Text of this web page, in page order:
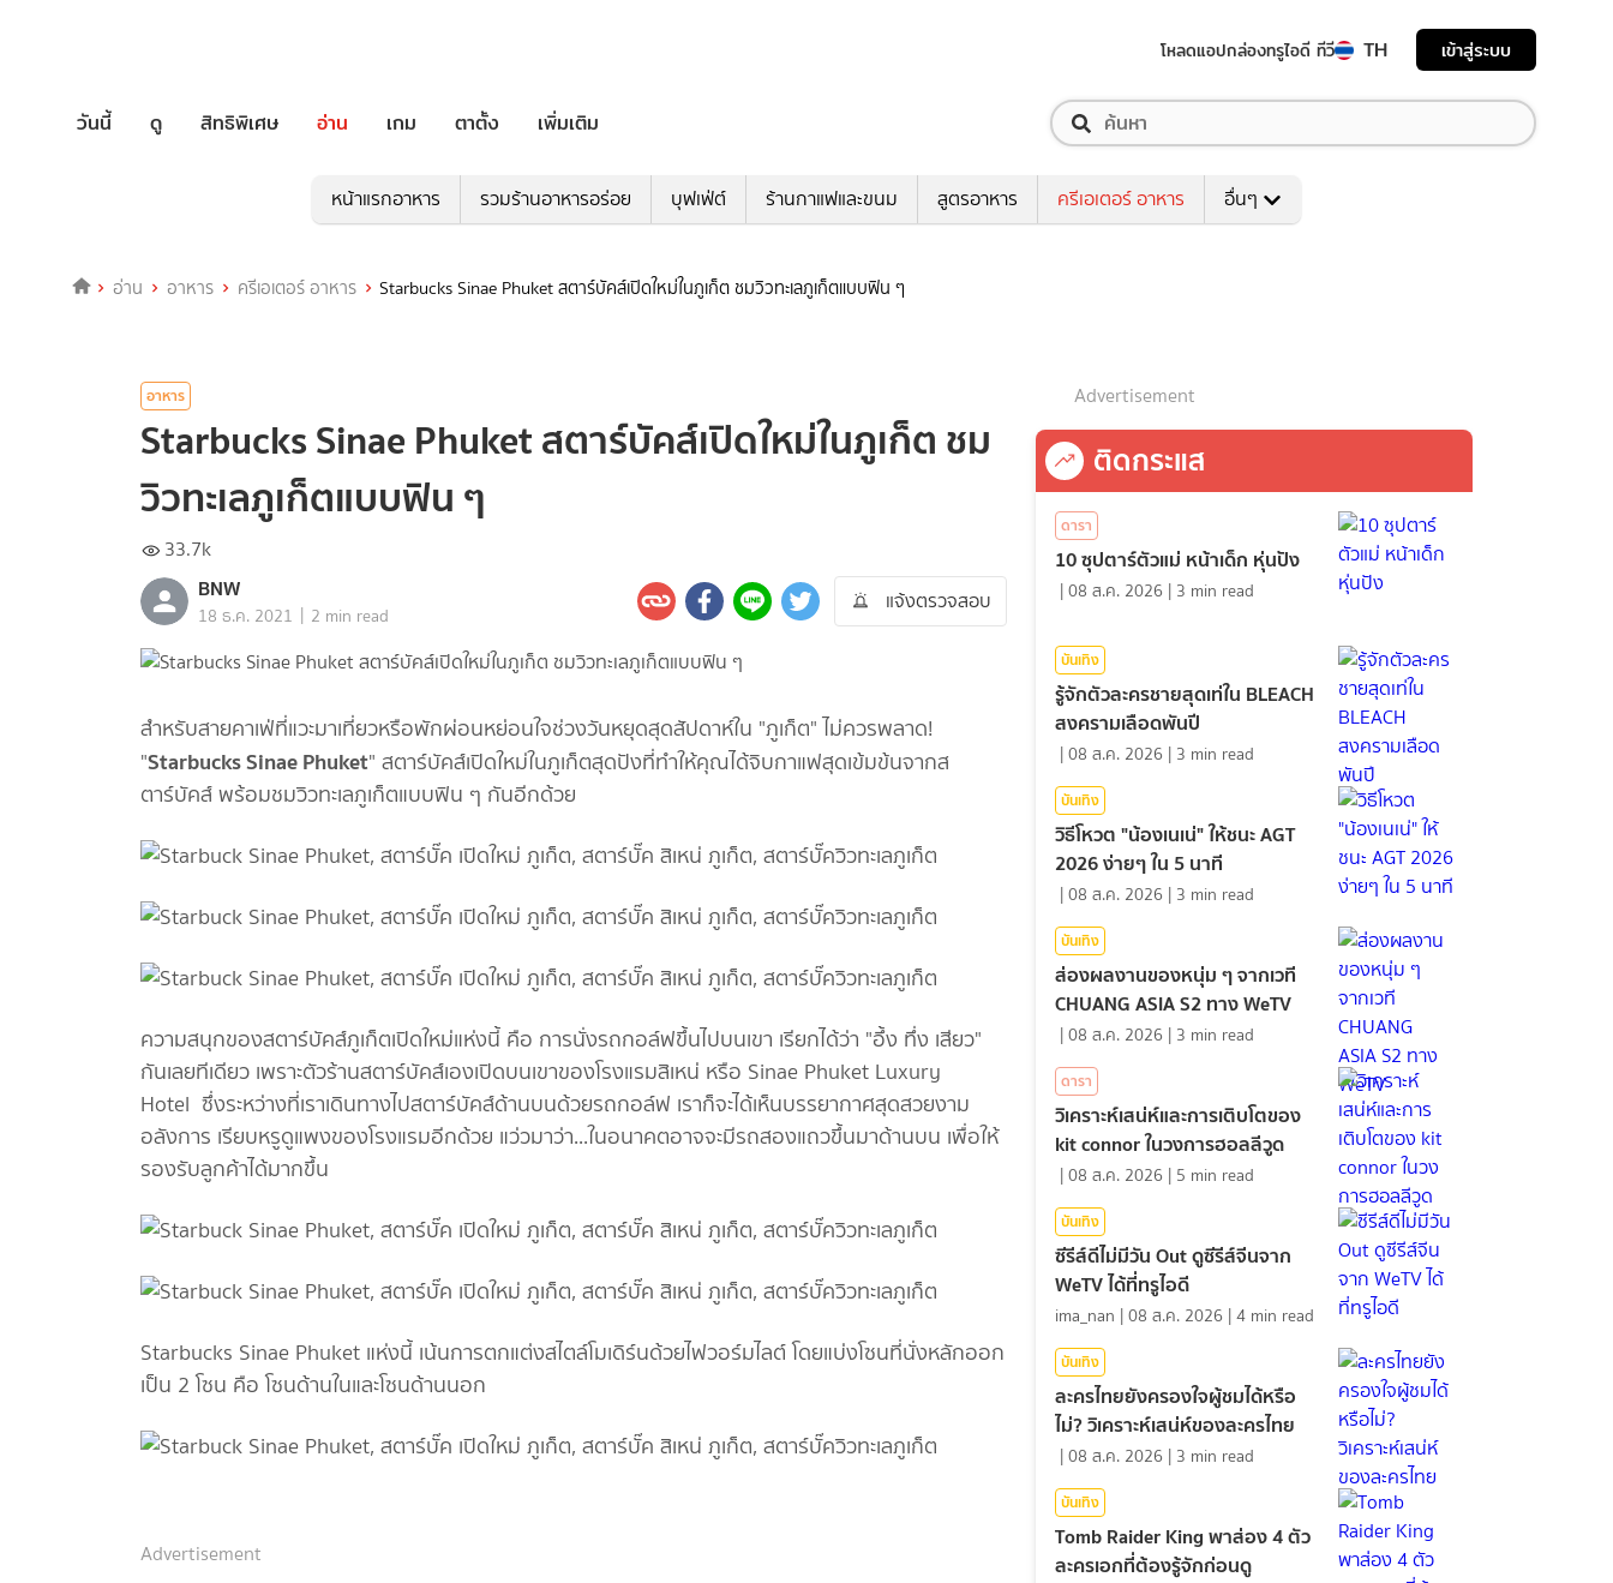
โหลดแอปกล่องทรูไอดี ทีวี TH เข้าสู่ระบบ
วันนี้ ดู สิทธิพิเศษ อ่าน เกม ตาตั้ง เพิ่มเติม
หน้าแรกอาหาร รวมร้านอาหารอร่อย บุฟเฟ่ต์ ร้านกาแฟและขนม สูตรอาหาร ครีเอเตอร์ อาหาร อื่นๆ
อ่าน อาหาร ครีเอเตอร์ อาหาร Starbucks Sinae Phuket สตาร์บัคส์เปิดใหม่ในภูเก็ต ชมวิวทะเลภูเก็ตแบบฟิน ๆ
อาหาร
Starbucks Sinae Phuket สตาร์บัคส์เปิดใหม่ในภูเก็ต ชม
วิวทะเลภูเก็ตแบบฟิน ๆ
33.7k
BNW
18 ธ.ค. 2021 | 2 min read
แจ้งตรวจสอบ
สำหรับสายคาเฟ่ที่แวะมาเที่ยวหรือพักผ่อนหย่อนใจช่วงวันหยุดสุดสัปดาห์ใน "ภูเก็ต" ไม่ควรพลาด!
"Starbucks Sinae Phuket" สตาร์บัคส์เปิดใหม่ในภูเก็ตสุดปังที่ทำให้คุณได้จิบกาแฟสุดเข้มข้นจากส
ตาร์บัคส์ พร้อมชมวิวทะเลภูเก็ตแบบฟิน ๆ กันอีกด้วย
ความสนุกของสตาร์บัคส์ภูเก็ตเปิดใหม่แห่งนี้ คือ การนั่งรถกอล์ฟขึ้นไปบนเขา เรียกได้ว่า "อึ้ง ทึ่ง เสียว"
กันเลยทีเดียว เพราะตัวร้านสตาร์บัคส์เองเปิดบนเขาของโรงแรมสิเหน่ หรือ Sinae Phuket Luxury
Hotel ซึ่งระหว่างที่เราเดินทางไปสตาร์บัคส์ด้านบนด้วยรถกอล์ฟ เราก็จะได้เห็นบรรยากาศสุดสวยงาม
อลังการ เรียบหรูดูแพงของโรงแรมอีกด้วย แว่วมาว่า...ในอนาคตอาจจะมีรถสองแถวขึ้นมาด้านบน เพื่อให้
รองรับลูกค้าได้มากขึ้น
Starbucks Sinae Phuket แห่งนี้ เน้นการตกแต่งสไตล์โมเดิร์นด้วยไฟวอร์มไลต์ โดยแบ่งโซนที่นั่งหลักออก
เป็น 2 โซน คือ โซนด้านในและโซนด้านนอก
Advertisement
Advertisement
ติดกระแส
ดารา
10 ซุปตาร์ตัวแม่ หน้าเด็ก หุ่นปัง
|08 ส.ค. 2026 | 3 min read
บันเทิง
รู้จักตัวละครชายสุดเท่ใน BLEACH
สงครามเลือดพันปี
|08 ส.ค. 2026 | 3 min read
บันเทิง
วิธีโหวต "น้องเนเน่" ให้ชนะ AGT
2026 ง่ายๆ ใน 5 นาที
|08 ส.ค. 2026 | 3 min read
บันเทิง
ส่องผลงานของหนุ่ม ๆ จากเวที
CHUANG ASIA S2 ทาง WeTV
|08 ส.ค. 2026 | 3 min read
ดารา
วิเคราะห์เสน่ห์และการเติบโตของ
kit connor ในวงการฮอลลีวูด
|08 ส.ค. 2026 | 5 min read
บันเทิง
ซีรีส์ดีไม่มีวัน Out ดูซีรีส์จีนจาก
WeTV ได้ที่ทรูไอดี
ima_nan |08 ส.ค. 2026 |4 min read
บันเทิง
ละครไทยยังครองใจผู้ชมได้หรือ
ไม่? วิเคราะห์เสน่ห์ของละครไทย
|08 ส.ค. 2026 | 3 min read
บันเทิง
Tomb Raider King พาส่อง 4 ตัว
ละครเอกที่ต้องรู้จักก่อนดู